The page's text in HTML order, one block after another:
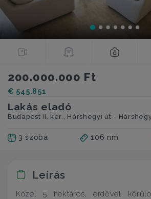
200.000.000 Ft
€ 545.851
Lakás eladó
Budapest II. ker., Hárshegyi út -
3 szoba 106 nm
Leírás
Közel 5 hektáros, erdővel